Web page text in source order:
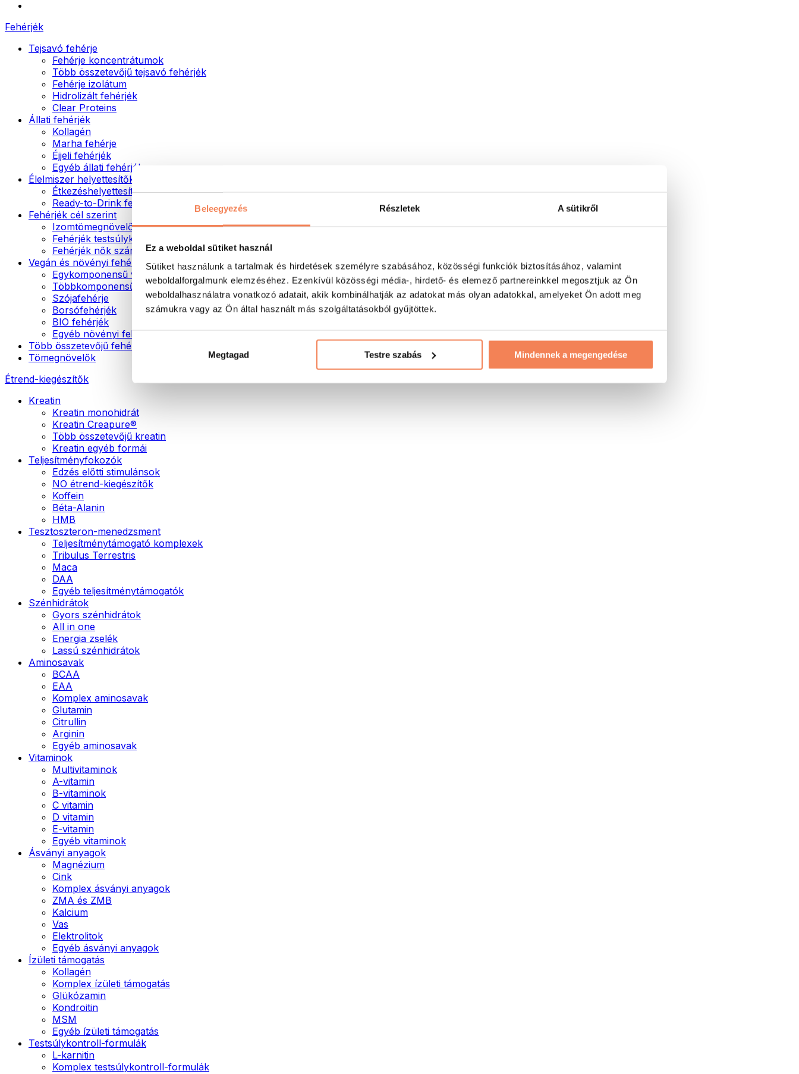
Beleegyezés Részletek A sütikről
Ez a weboldal sütiket használ
Sütiket használunk a tartalmak és hirdetések személyre szabásához, közösségi funkciók biztosításához, valamint
weboldalforgalmunk elemzéséhez. Ezenkívül közösségi média-, hirdető- és elemező partnereinkkel megosztjuk az Ön
weboldalhasználatra vonatkozó adatait, akik kombinálhatják az adatokat más olyan adatokkal, amelyeket Ön adott meg
számukra vagy az Ön által használt más szolgáltatásokból gyűjtöttek.
Megtagad Testre szabás Mindennek a megengedése
Fehérjék
Tejsavó fehérje
Fehérje koncentrátumok
Több összetevőjű tejsavó fehérjék
Fehérje izolátum
Hidrolizált fehérjék
Clear Proteins
Állati fehérjék
Kollagén
Marha fehérje
Éjjeli fehérjék
Egyéb állati fehérjék
Élelmiszer helyettesítők
Étkezéshelyettesítő porok
Ready-to-Drink fehérjeitalok
Fehérjék cél szerint
Izomtömegnövelők
Fehérjék testsúlykontroll támogatásához
Fehérjék nők számára
Vegán és növényi fehérjék
Egykomponensű vegán fehérjék
Többkomponensű vegán fehérjék
Szójafehérje
Borsófehérjék
BIO fehérjék
Egyéb növényi fehérjék
Több összetevőjű fehérje
Tömegnövelők
Étrend-kiegészítők
Kreatin
Kreatin monohidrát
Kreatin Creapure®
Több összetevőjű kreatin
Kreatin egyéb formái
Teljesítményfokozók
Edzés előtti stimulánsok
NO étrend-kiegészítők
Koffein
Béta-Alanin
HMB
Tesztoszteron-menedzsment
Teljesítménytámogató komplexek
Tribulus Terrestris
Maca
DAA
Egyéb teljesítménytámogatók
Szénhidrátok
Gyors szénhidrátok
All in one
Energia zselék
Lassú szénhidrátok
Aminosavak
BCAA
EAA
Komplex aminosavak
Glutamin
Citrullin
Arginin
Egyéb aminosavak
Vitaminok
Multivitaminok
A-vitamin
B-vitaminok
C vitamin
D vitamin
E-vitamin
Egyéb vitaminok
Ásványi anyagok
Magnézium
Cink
Komplex ásványi anyagok
ZMA és ZMB
Kalcium
Vas
Elektrolitok
Egyéb ásványi anyagok
Ízületi támogatás
Kollagén
Komplex ízületi támogatás
Glükózamin
Kondroitin
MSM
Egyéb ízületi támogatás
Testsúlykontroll-formulák
L-karnitin
Komplex testsúlykontroll-formulák